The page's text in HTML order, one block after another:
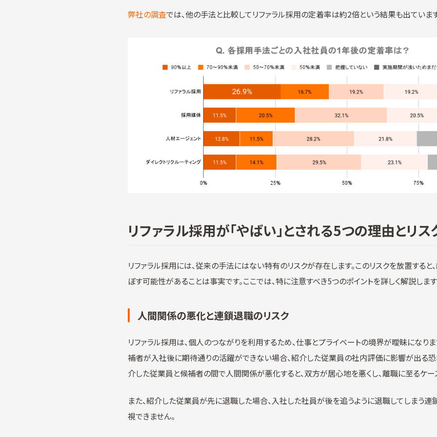
弊社の調査では、他の手法と比較してリファラル採用の定着率は約2倍という結果も出ていま
リファラル採用が「やばい」とされる5つの理由とリス
リファラル採用には、従来の手法にはない特有のリスクが存在します。このリスクを放置する
ぼす可能性があることは事実です。ここでは、特に注意すべき5つのポイントを詳しく解説します
人間関係の悪化と連鎖退職のリスク
リファラル採用は、個人のつながりを利用するため、仕事とプライベートの境界が曖昧になり
補者が入社後に期待通りの活躍ができない場合、紹介した従業員の社内評価に影響が出る恐
介した従業員と候補者の間で人間関係が悪化すると、双方が居心地を悪くし、離職に至るケー
また、紹介した従業員が先に退職した場合、入社した社員が後を追うように退職してしまう連
視できません。